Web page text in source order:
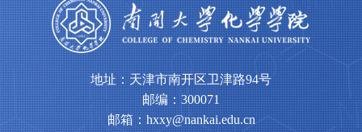
地址：天津市南开区卫津路94号
邮编：300071
邮箱：hxxy@nankai.edu.cn